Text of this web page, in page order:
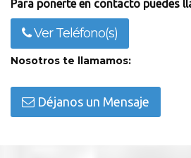
Para ponerte en contacto puedes
Ver Teléfono(s)
Nosotros te llamamos:
Déjanos un Mensaje